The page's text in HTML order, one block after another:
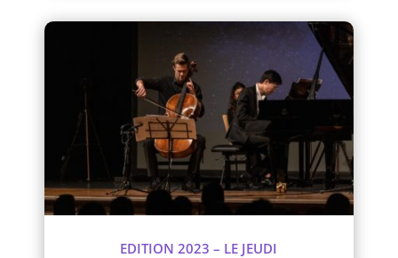
EDITION 2023 – LE JEUDI